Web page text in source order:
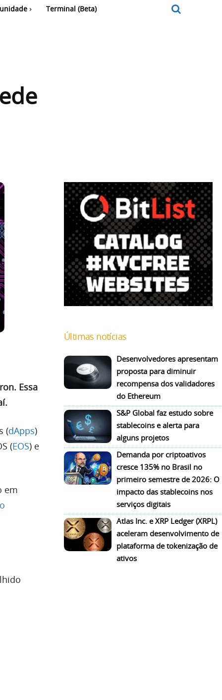
Terminal (Beta)
Essa
(dApps)
(EOS) e
em
Últimas notícias
Desenvolvedores apresentam
proposta para diminuir
recompensa dos validadores
do Ethereum
S&P Global faz estudo sobre
stablecoins e alerta para
alguns projetos
Demanda por criptoativos
cresce 135% no Brasil no
primeiro semestre de 2026: O
impacto das stablecoins nos
serviços digitais
Atlas Inc. e XRP Ledger (XRPL)
aceleram desenvolvimento de
plataforma de tokenização de
ativos